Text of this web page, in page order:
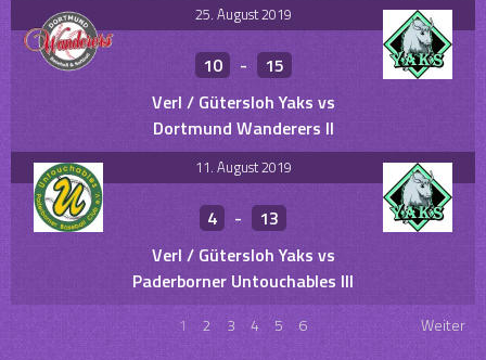
25. August 2019
10 -
15
Verl / Gütersloh Yaks vs
Dortmund Wanderers II
11. August 2019
4 -
13
Verl / Gütersloh Yaks vs
Paderborner Untouchables III
1 2 3 4 5 6 Weiter